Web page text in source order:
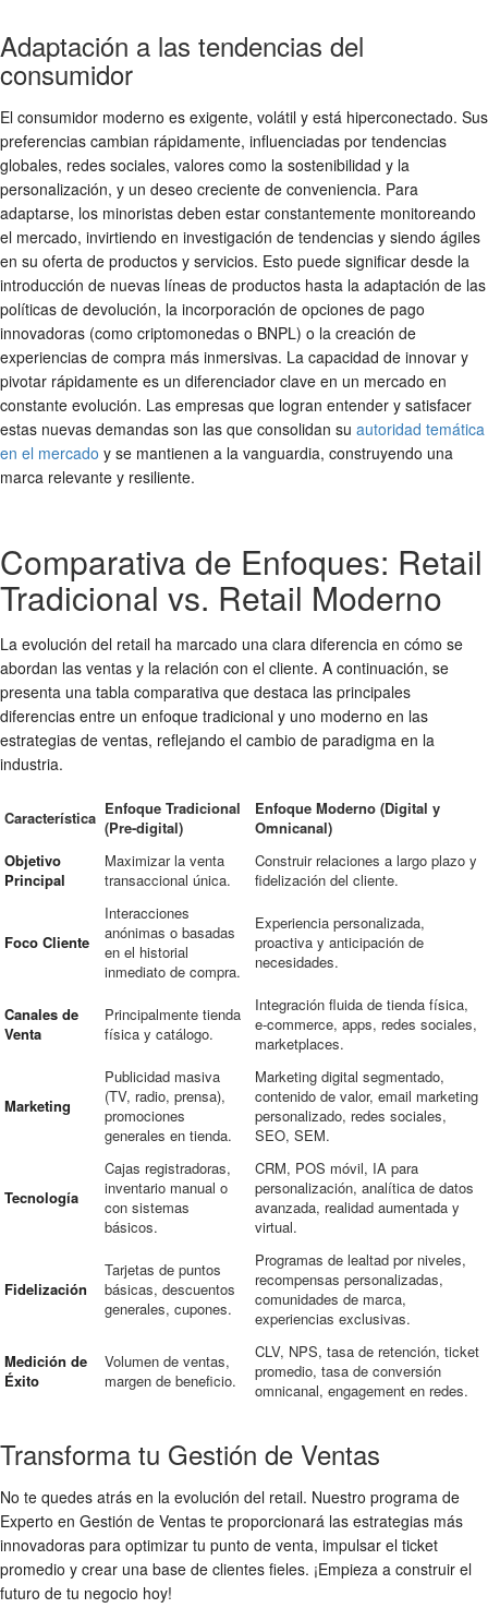
Adaptación a las tendencias del
consumidor
El consumidor moderno es exigente, volátil y está hiperconectado. Sus
preferencias cambian rápidamente, influenciadas por tendencias
globales, redes sociales, valores como la sostenibilidad y la
personalización, y un deseo creciente de conveniencia. Para
adaptarse, los minoristas deben estar constantemente monitoreando
el mercado, invirtiendo en investigación de tendencias y siendo ágiles
en su oferta de productos y servicios. Esto puede significar desde la
introducción de nuevas líneas de productos hasta la adaptación de las
políticas de devolución, la incorporación de opciones de pago
innovadoras (como criptomonedas o BNPL) o la creación de
experiencias de compra más inmersivas. La capacidad de innovar y
pivotar rápidamente es un diferenciador clave en un mercado en
constante evolución. Las empresas que logran entender y satisfacer
estas nuevas demandas son las que consolidan su autoridad temática
en el mercado y se mantienen a la vanguardia, construyendo una
marca relevante y resiliente.
Comparativa de Enfoques: Retail
Tradicional vs. Retail Moderno
La evolución del retail ha marcado una clara diferencia en cómo se
abordan las ventas y la relación con el cliente. A continuación, se
presenta una tabla comparativa que destaca las principales
diferencias entre un enfoque tradicional y uno moderno en las
estrategias de ventas, reflejando el cambio de paradigma en la
industria.
Característica Enfoque Tradicional
(Pre-digital)
Enfoque Moderno (Digital y
Omnicanal)
Objetivo
Principal
Maximizar la venta
transaccional única.
Construir relaciones a largo plazo y
fidelización del cliente.
Foco Cliente
Interacciones
anónimas o basadas
en el historial
inmediato de compra.
Experiencia personalizada,
proactiva y anticipación de
necesidades.
Canales de
Venta
Principalmente tienda
física y catálogo.
Integración fluida de tienda física,
e-commerce, apps, redes sociales,
marketplaces.
Marketing
Publicidad masiva
(TV, radio, prensa),
promociones
generales en tienda.
Marketing digital segmentado,
contenido de valor, email marketing
personalizado, redes sociales,
SEO, SEM.
Tecnología
Cajas registradoras,
inventario manual o
con sistemas
básicos.
CRM, POS móvil, IA para
personalización, analítica de datos
avanzada, realidad aumentada y
virtual.
Fidelización
Tarjetas de puntos
básicas, descuentos
generales, cupones.
Programas de lealtad por niveles,
recompensas personalizadas,
comunidades de marca,
experiencias exclusivas.
Medición de
Éxito
Volumen de ventas,
margen de beneficio.
CLV, NPS, tasa de retención, ticket
promedio, tasa de conversión
omnicanal, engagement en redes.
Transforma tu Gestión de Ventas
No te quedes atrás en la evolución del retail. Nuestro programa de
Experto en Gestión de Ventas te proporcionará las estrategias más
innovadoras para optimizar tu punto de venta, impulsar el ticket
promedio y crear una base de clientes fieles. ¡Empieza a construir el
futuro de tu negocio hoy!